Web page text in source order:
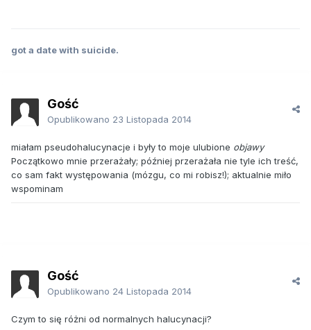
got a date with suicide.
Gość
Opublikowano 23 Listopada 2014
miałam pseudohalucynacje i były to moje ulubione objawy
Początkowo mnie przerażały; później przerażała nie tyle ich treść,
co sam fakt występowania (mózgu, co mi robisz!); aktualnie miło
wspominam
Gość
Opublikowano 24 Listopada 2014
Czym to się różni od normalnych halucynacji?